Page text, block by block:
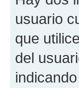
usuario
que
del